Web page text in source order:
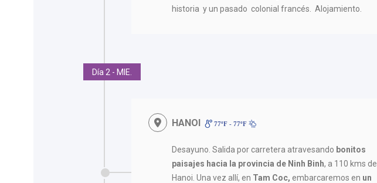
historia y un pasado colonial francés. Alojamiento.
Día 2 - MIE.
HANOI 77ºF - 77ºF
Desayuno. Salida por carretera atravesando bonitos
paisajes hacia la provincia de Ninh Binh, a 110 kms de
Hanoi. Una vez allí, en Tam Coc, embarcaremos en un